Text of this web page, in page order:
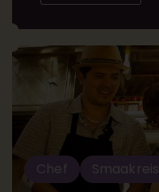
Chef Smaakreis